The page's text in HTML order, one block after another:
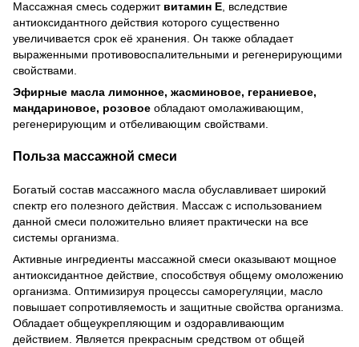
Массажная смесь содержит витамин Е , вследствие
антиоксидантного действия которого существенно
увеличивается срок её хранения. Он также обладает
выраженными противовоспалительными и регенерирующими
свойствами.
Эфирные масла лимонное, жасминовое, гераниевое,
мандариновое, розовое обладают омолаживающим,
регенерирующим и отбеливающим свойствами.
Польза массажной смеси
Богатый состав массажного масла обуславливает широкий
спектр его полезного действия. Массаж с использованием
данной смеси положительно влияет практически на все
системы организма.
Активные ингредиенты массажной смеси оказывают мощное
антиоксидантное действие, способствуя общему омоложению
организма. Оптимизируя процессы саморегуляции, масло
повышает сопротивляемость и защитные свойства организма.
Обладает общеукрепляющим и оздоравливающим
действием. Является прекрасным средством от общей